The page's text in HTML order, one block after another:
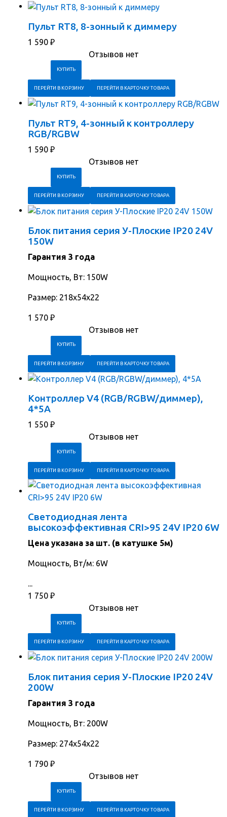
Пульт RT8, 8-зонный к диммеру
1 590 ₽
Отзывов нет
ПЕРЕЙТИ В КОРЗИНУ ПЕРЕЙТИ В КАРТОЧКУ ТОВАРА
Пульт RT9, 4-зонный к контроллеру
RGB/RGBW
1 590 ₽
Отзывов нет
ПЕРЕЙТИ В КОРЗИНУ ПЕРЕЙТИ В КАРТОЧКУ ТОВАРА
Блок питания серия У-Плоские IP20 24V
150W
Гарантия 3 года
Мощность, Вт: 150W
Размер: 218х54х22
1 570 ₽
Отзывов нет
ПЕРЕЙТИ В КОРЗИНУ ПЕРЕЙТИ В КАРТОЧКУ ТОВАРА
Контроллер V4 (RGB/RGBW/диммер),
4*5A
1 550 ₽
Отзывов нет
ПЕРЕЙТИ В КОРЗИНУ ПЕРЕЙТИ В КАРТОЧКУ ТОВАРА
Светодиодная лента
высокоэффективная CRI>95 24V IP20 6W
Цена указана за шт. (в катушке 5м)
Мощность, Вт/м: 6W
...
1 750 ₽
Отзывов нет
ПЕРЕЙТИ В КОРЗИНУ ПЕРЕЙТИ В КАРТОЧКУ ТОВАРА
Блок питания серия У-Плоские IP20 24V
200W
Гарантия 3 года
Мощность, Вт: 200W
Размер: 274х54х22
1 790 ₽
Отзывов нет
ПЕРЕЙТИ В КОРЗИНУ ПЕРЕЙТИ В КАРТОЧКУ ТОВАРА